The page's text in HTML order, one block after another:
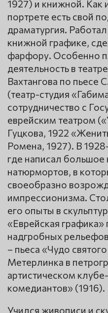
1927) и книжной. Как
портрете есть свой
драматургия.
книжной графике,
фарфору. Особенно
деятельность в
Вахтангова по пьесе
(театр-студия
сотрудничество с
еврейским театром
Гуцкова, 1922
Ромена, 1927). В
где написал большое
натюрмортов, в
своеобразно
импрессионизма.
его опыты в
«Еврейская
надгробных
– пьеса «Чудо
Метерлинка в
артистическом
комедиантов» (1916).
Учился живописи и